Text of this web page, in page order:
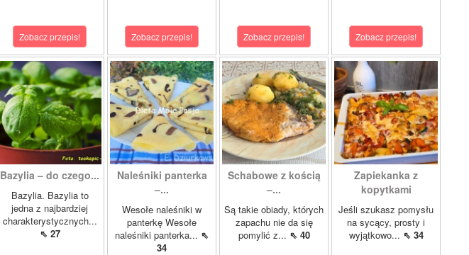
Zobacz przepis! Zobacz przepis! Zobacz przepis! Zobacz przepis!
Bazylia – do czego...
Bazylia. Bazylia to
jedna z najbardziej
charakterystycznych...
⇖ 27
Naleśniki panterka
–...
Wesołe naleśniki w
panterkę Wesołe
naleśniki panterka... ⇖
34
Schabowe z kością
–...
Są takie obiady, których
zapachu nie da się
pomylić z... ⇖ 40
Zapiekanka z
kopytkami
Jeśli szukasz pomysłu
na sycący, prosty i
wyjątkowo... ⇖ 34